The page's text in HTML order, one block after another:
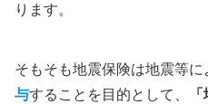
ります。
そもそも地震保険は地震等に
与することを目的として、